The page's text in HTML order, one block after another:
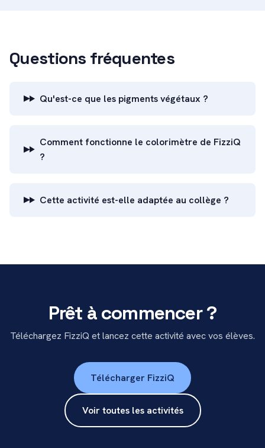
Questions fréquentes
Qu'est-ce que les pigments végétaux ?
Comment fonctionne le colorimètre de FizziQ
?
Cette activité est-elle adaptée au collège ?
Prêt à commencer ?
Téléchargez FizziQ et lancez cette activité avec vos élèves.
Télécharger FizziQ
Voir toutes les activités